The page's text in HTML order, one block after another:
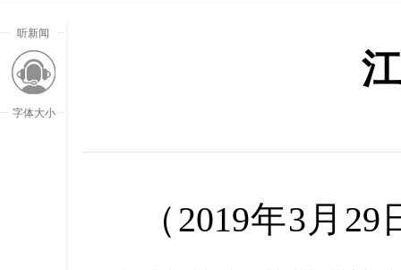
听新闻
字体大小
（2019年3月